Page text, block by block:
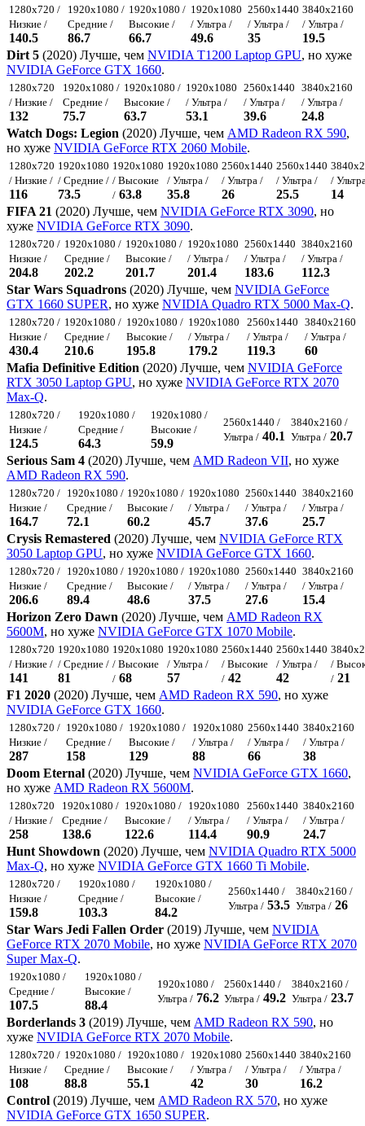
1280x720 /
Низкие /
140.5
1920x1080 /
Средние /
86.7
1920x1080 /
Высокие /
66.7
1920x1080
/ Ультра /
49.6
2560x1440
/ Ультра /
35
3840x2160
/ Ультра /
19.5
Dirt 5 (2020) Лучше, чем NVIDIA T1200 Laptop GPU, но хуже
NVIDIA GeForce GTX 1660.
1280x720
/ Низкие /
132
1920x1080 /
Средние /
75.7
1920x1080 /
Высокие /
63.7
1920x1080
/ Ультра /
53.1
2560x1440
/ Ультра /
39.6
3840x2160
/ Ультра /
24.8
Watch Dogs: Legion (2020) Лучше, чем AMD Radeon RX 590,
но хуже NVIDIA GeForce RTX 2060 Mobile.
1280x720
/ Низкие /
116
1920x1080
/ Средние /
73.5
1920x1080
/ Высокие
/ 63.8
1920x1080
/ Ультра /
35.8
2560x1440
/ Ультра /
26
2560x1440
/ Ультра /
25.5
/
14
FIFA 21 (2020) Лучше, чем NVIDIA GeForce RTX 3090, но
хуже NVIDIA GeForce RTX 3090.
1280x720 /
Низкие /
204.8
1920x1080 /
Средние /
202.2
1920x1080 /
Высокие /
201.7
1920x1080
/ Ультра /
201.4
2560x1440
/ Ультра /
183.6
3840x2160
/ Ультра /
112.3
Star Wars Squadrons (2020) Лучше, чем NVIDIA GeForce
GTX 1660 SUPER, но хуже NVIDIA Quadro RTX 5000 Max-Q.
1280x720 /
Низкие /
430.4
1920x1080 /
Средние /
210.6
1920x1080 /
Высокие /
195.8
1920x1080
/ Ультра /
179.2
2560x1440
/ Ультра /
119.3
3840x2160
/ Ультра /
60
Mafia Definitive Edition (2020) Лучше, чем NVIDIA GeForce
RTX 3050 Laptop GPU, но хуже NVIDIA GeForce RTX 2070
Max-Q.
1280x720 /
Низкие /
124.5
1920x1080 /
Средние /
64.3
1920x1080 /
Высокие /
59.9
2560x1440 /
Ультра / 40.1
3840x2160 /
Ультра / 20.7
Serious Sam 4 (2020) Лучше, чем AMD Radeon VII, но хуже
AMD Radeon RX 590.
1280x720 /
Низкие /
164.7
1920x1080 /
Средние /
72.1
1920x1080 /
Высокие /
60.2
1920x1080
/ Ультра /
45.7
2560x1440
/ Ультра /
37.6
3840x2160
/ Ультра /
25.7
Crysis Remastered (2020) Лучше, чем NVIDIA GeForce RTX
3050 Laptop GPU, но хуже NVIDIA GeForce GTX 1660.
1280x720 /
Низкие /
206.6
1920x1080 /
Средние /
89.4
1920x1080 /
Высокие /
48.6
1920x1080
/ Ультра /
37.5
2560x1440
/ Ультра /
27.6
3840x2160
/ Ультра /
15.4
Horizon Zero Dawn (2020) Лучше, чем AMD Radeon RX
5600M, но хуже NVIDIA GeForce GTX 1070 Mobile.
1280x720
/ Низкие /
141
1920x1080
/ Средние /
81
1920x1080
/ Высокие
/ 68
1920x1080
/ Ультра /
57
2560x1440
/ Высокие
/ 42
2560x1440
/ Ультра /
42
/
/ 21
F1 2020 (2020) Лучше, чем AMD Radeon RX 590, но хуже
NVIDIA GeForce GTX 1660.
1280x720 /
Низкие /
287
1920x1080 /
Средние /
158
1920x1080 /
Высокие /
129
1920x1080
/ Ультра /
88
2560x1440
/ Ультра /
66
3840x2160
/ Ультра /
38
Doom Eternal (2020) Лучше, чем NVIDIA GeForce GTX 1660,
но хуже AMD Radeon RX 5600M.
1280x720
/ Низкие /
258
1920x1080 /
Средние /
138.6
1920x1080 /
Высокие /
122.6
1920x1080
/ Ультра /
114.4
2560x1440
/ Ультра /
90.9
3840x2160
/ Ультра /
24.7
Hunt Showdown (2020) Лучше, чем NVIDIA Quadro RTX 5000
Max-Q, но хуже NVIDIA GeForce GTX 1660 Ti Mobile.
1280x720 /
Низкие /
159.8
1920x1080 /
Средние /
103.3
1920x1080 /
Высокие /
84.2
2560x1440 /
Ультра / 53.5
3840x2160 /
Ультра / 26
Star Wars Jedi Fallen Order (2019) Лучше, чем NVIDIA
GeForce RTX 2070 Mobile, но хуже NVIDIA GeForce RTX 2070
Super Max-Q.
1920x1080 /
Средние /
107.5
1920x1080 /
Высокие /
88.4
1920x1080 /
Ультра / 76.2
2560x1440 /
Ультра / 49.2
3840x2160 /
Ультра / 23.7
Borderlands 3 (2019) Лучше, чем AMD Radeon RX 590, но
хуже NVIDIA GeForce RTX 2070 Mobile.
1280x720 /
Низкие /
108
1920x1080 /
Средние /
88.8
1920x1080 /
Высокие /
55.1
1920x1080
/ Ультра /
42
2560x1440
/ Ультра /
30
3840x2160
/ Ультра /
16.2
Control (2019) Лучше, чем AMD Radeon RX 570, но хуже
NVIDIA GeForce GTX 1650 SUPER.